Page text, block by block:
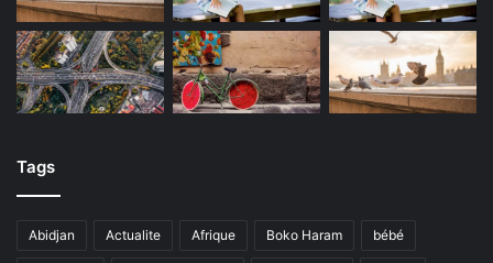
Tags
Abidjan Actualite Afrique Boko Haram bébé